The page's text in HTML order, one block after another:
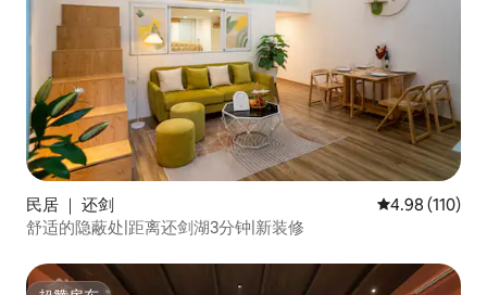
民居 ｜ 还剑 平均评分 4.98
4.98 (110)
舒适的隐蔽处|距离还剑湖3分钟|新装修